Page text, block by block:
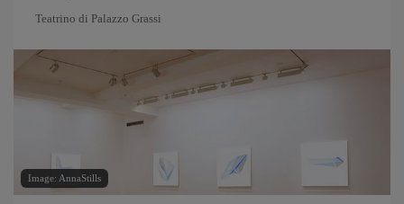
Teatrino di Palazzo Grassi
Image: AnnaStills